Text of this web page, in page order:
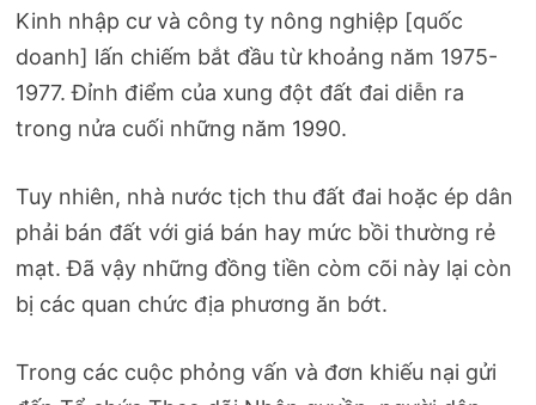
Kinh nhập cư và công ty nông nghiệp [quốc
doanh] lấn chiếm bắt đầu từ khoảng năm 1975-
1977. Đỉnh điểm của xung đột đất đai diễn ra
trong nửa cuối những năm 1990.
Tuy nhiên, nhà nước tịch thu đất đai hoặc ép dân
phải bán đất với giá bán hay mức bồi thường rẻ
mạt. Đã vậy những đồng tiền còm cõi này lại còn
bị các quan chức địa phương ăn bớt.
Trong các cuộc phỏng vấn và đơn khiếu nại gửi